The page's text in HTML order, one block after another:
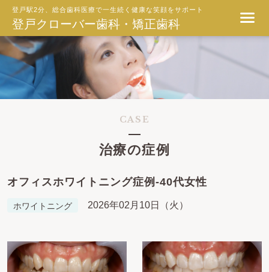
登戸駅2分、総合歯科医療で一生続く健康な笑顔をサポート
登戸クローバー歯科・矯正歯科
CASE
治療の症例
オフィスホワイトニング症例-40代女性
ホワイトニング 2026年02月10日（火）